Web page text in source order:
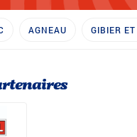
AGNEAU GIBIER